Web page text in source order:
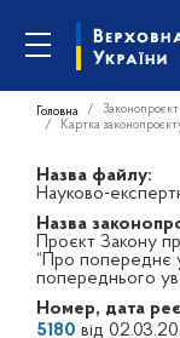
Головна
Картка
Назва файлу:
Науково-
Назва
Проєкт Закону
“Про попереднє
попереднього
Номер, дата
5180 від